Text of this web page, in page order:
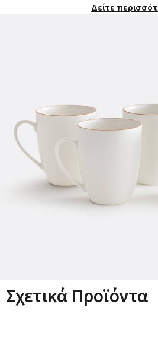
να μην υπάρχει κίνδυνος να
Χρώματα:
Λευκο/μαυρο, Ασπρο/
Μεγέθη:
Δείτε
Σχετικά Προϊόντα